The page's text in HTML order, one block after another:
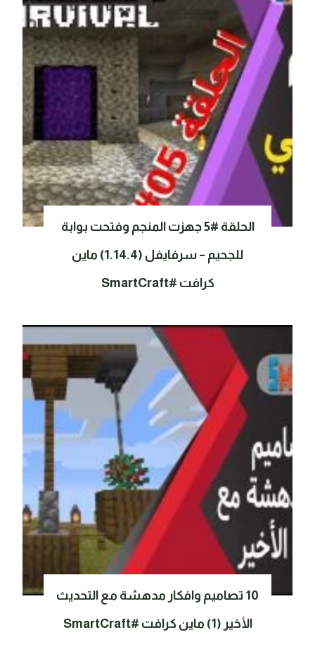
الحلقة #5 جهزت المنجم وفتحت بوابة
للجحيم – سرفايفل (1.14.4) ماين
كرافت #SmartCraft
10 تصاميم وافكار مدهشة مع التحديث
الأخير (1) ماين كرافت #SmartCraft